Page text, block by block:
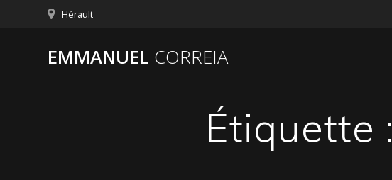
Hérault
EMMANUEL CORREIA
Étiquette :